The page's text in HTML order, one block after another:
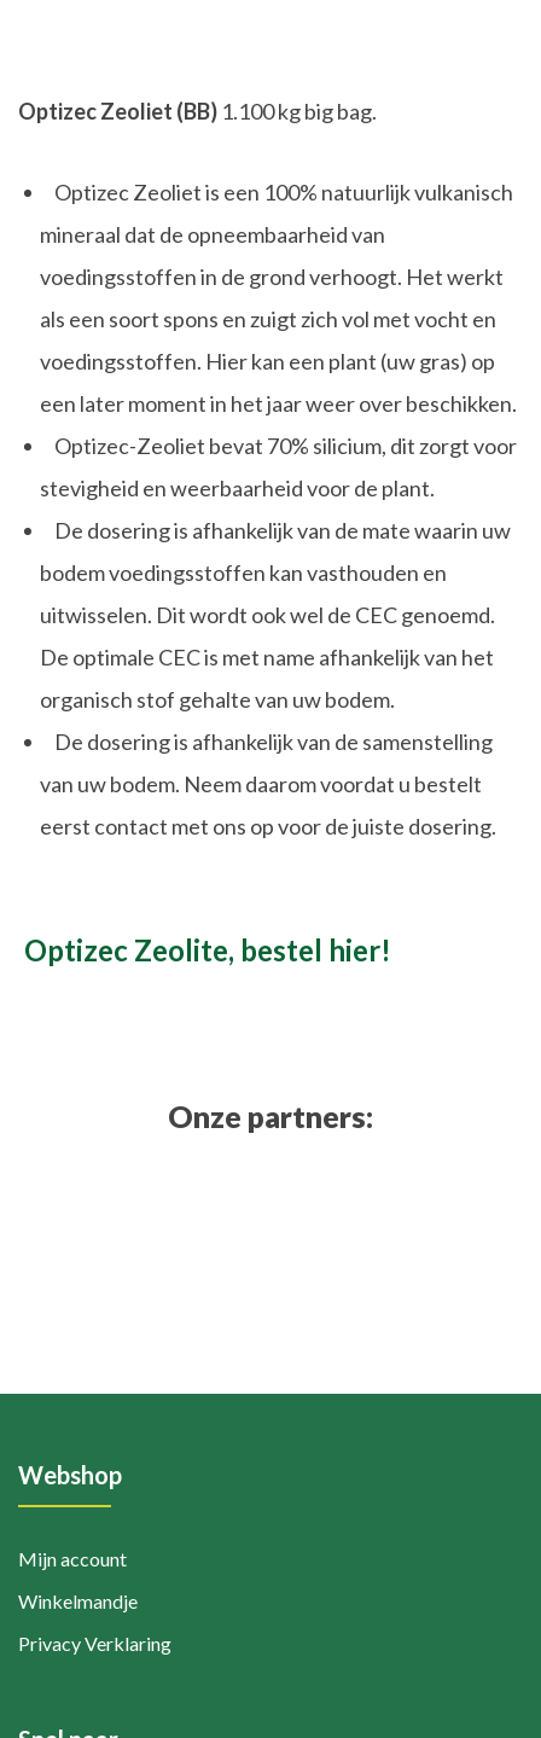
Optizec Zeoliet (BB) 1.100 kg big bag.
Optizec Zeoliet is een 100% natuurlijk vulkanisch
mineraal dat de opneembaarheid van
voedingsstoffen in de grond verhoogt. Het werkt
als een soort spons en zuigt zich vol met vocht en
voedingsstoffen. Hier kan een plant (uw gras) op
een later moment in het jaar weer over beschikken.
Optizec-Zeoliet bevat 70% silicium, dit zorgt voor
stevigheid en weerbaarheid voor de plant.
De dosering is afhankelijk van de mate waarin uw
bodem voedingsstoffen kan vasthouden en
uitwisselen. Dit wordt ook wel de CEC genoemd.
De optimale CEC is met name afhankelijk van het
organisch stof gehalte van uw bodem.
De dosering is afhankelijk van de samenstelling
van uw bodem. Neem daarom voordat u bestelt
eerst contact met ons op voor de juiste dosering.
Optizec Zeolite, bestel hier!
Onze partners:
Webshop
Mijn account
Winkelmandje
Privacy Verklaring